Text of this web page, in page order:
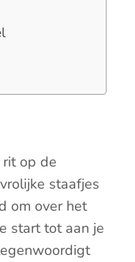
op de
staafjes
om over het
start tot aan je